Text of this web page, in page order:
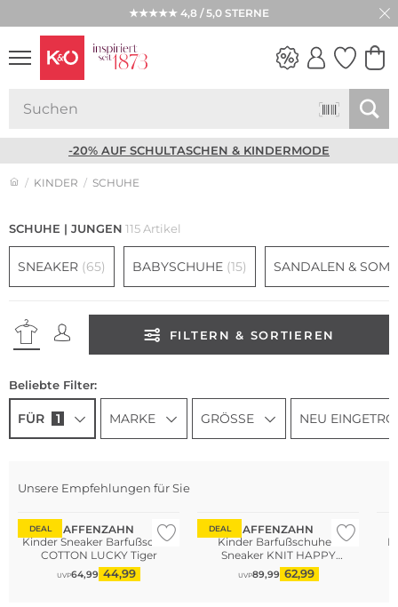
★★★★★ 4,8 / 5,0 STERNE
-20% AUF SCHULTASCHEN & KINDERMODE
KINDER SCHUHE
SCHUHE | JUNGEN 115 Artikel
SNEAKER (65) BABYSCHUHE (15) SANDALEN &
FILTERN & SORTIEREN
Beliebte Filter:
FÜR 1 MARKE GRÖSSE NEU
Unsere Empfehlungen für Sie
DEAL
Nachhaltig
AFFENZAHN
Kinder Sneaker Barfußschuh
COTTON LUCKY Tiger
UVP64,99 44,99
DEAL
AFFENZAHN
Kinder Barfußschuhe -
Sneaker KNIT HAPPY
Nashorn
UVP89,99 62,99